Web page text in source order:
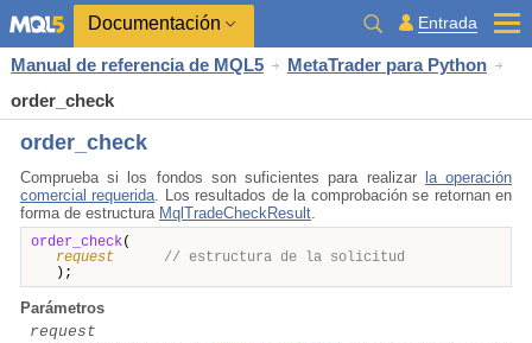
Documentación Entrada
Manual de referencia de MQL5
MetaTrader para Python
order_check
order_check
Comprueba si los fondos son suficientes para realizar
la operación
comercial requerida. Los resultados de la comprobación se retornan en
forma de estructura MqlTradeCheckResult.
order_check(
request
// estructura de la solicitud
);
Parámetros
request